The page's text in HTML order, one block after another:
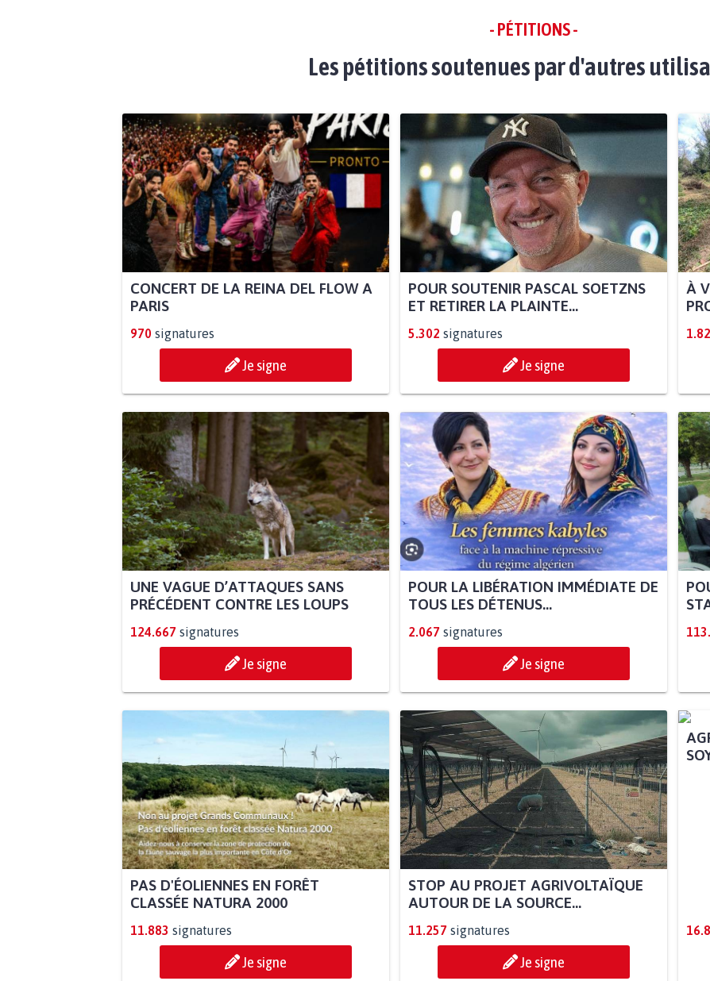
- PÉTITIONS -
Les pétitions soutenues par d'autres
CONCERT DE LA REINA DEL FLOW A
PARIS
970 signatures
Je signe
POUR SOUTENIR PASCAL SOETZNS
ET RETIRER LA PLAINTE...
5.302 signatures
Je signe
À
UNE VAGUE D’ATTAQUES SANS
PRÉCÉDENT CONTRE LES LOUPS
124.667 signatures
Je signe
POUR LA LIBÉRATION IMMÉDIATE DE
TOUS LES DÉTENUS...
2.067 signatures
Je signe
PAS D'ÉOLIENNES EN FORÊT
CLASSÉE NATURA 2000
11.883 signatures
Je signe
STOP AU PROJET AGRIVOLTAÏQUE
AUTOUR DE LA SOURCE...
11.257 signatures
Je signe